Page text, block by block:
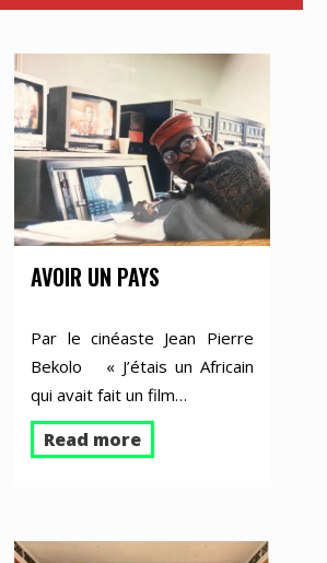
AVOIR UN PAYS
Par le cinéaste Jean Pierre
Bekolo « J’étais un Africain
qui avait fait un film…
Read more